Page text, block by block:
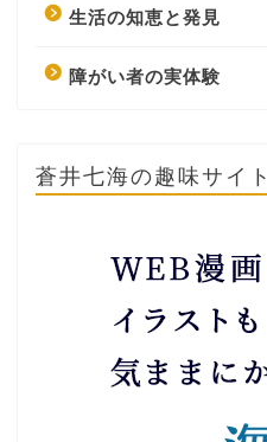
生活の知恵と発見
障がい者の実体験
蒼井七海の趣味サイト